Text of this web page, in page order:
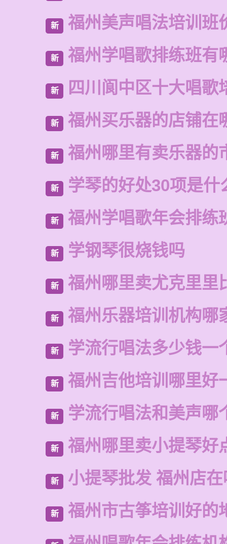
新 福州美声唱法培训班
新 福州学唱歌排练班有
新 四川阆中区十大唱歌
新 福州买乐器的店铺在
新 福州哪里有卖乐器的
新 学琴的好处30项是什
新 福州学唱歌年会排练
新 学钢琴很烧钱吗
新 福州哪里卖尤克里里
新 福州乐器培训机构哪
新 学流行唱法多少钱一
新 福州吉他培训哪里好
新 学流行唱法和美声哪
新 福州哪里卖小提琴好
新 小提琴批发 福州店
新 福州市古筝培训好的